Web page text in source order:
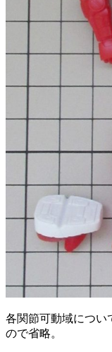
各関節可動域につい
ので省略。